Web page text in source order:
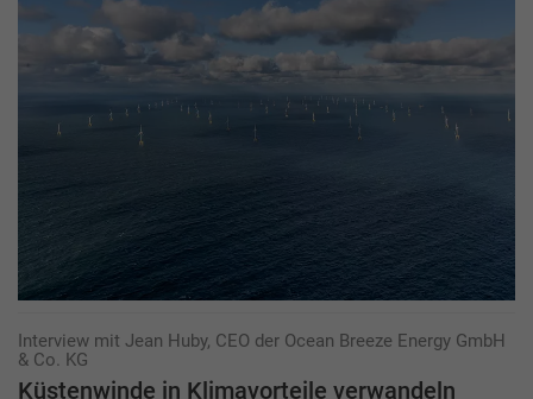
Interview mit Jean Huby, CEO der Ocean Breeze Energy GmbH
& Co. KG
Küstenwinde in Klimavorteile verwandeln